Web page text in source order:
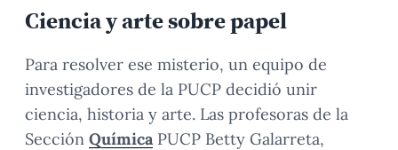
Ciencia y arte sobre papel
Para resolver ese misterio, un equipo de
investigadores de la PUCP decidió unir
ciencia, historia y arte. Las profesoras de la
Sección QuímicaPUCP Betty Galarreta,